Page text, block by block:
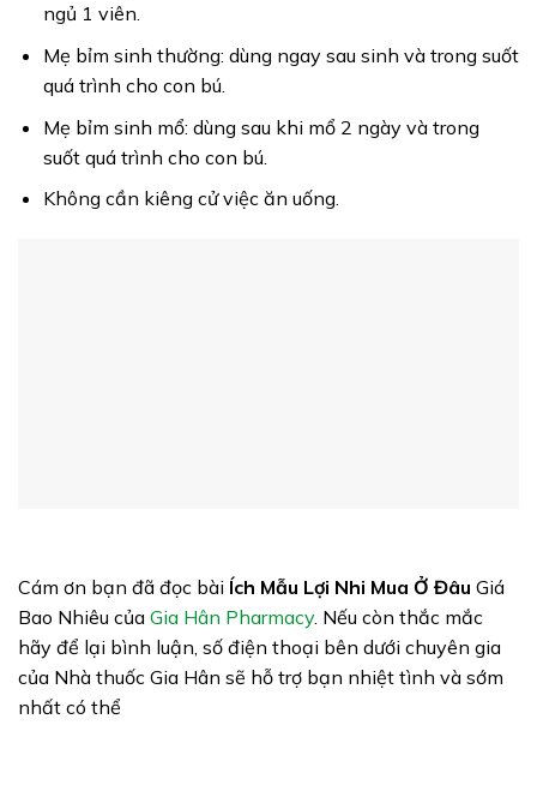
ngủ 1 viên.
Mẹ bỉm sinh thường: dùng ngay sau sinh và trong suốt
quá trình cho con bú.
Mẹ bỉm sinh mổ: dùng sau khi mổ 2 ngày và trong
suốt quá trình cho con bú.
Không cần kiêng cử việc ăn uống.
Cám ơn bạn đã đọc bài Ích Mẫu Lợi Nhi Mua Ở Đâu Giá
Bao Nhiêu của Gia Hân Pharmacy. Nếu còn thắc mắc
hãy để lại bình luận, số điện thoại bên dưới chuyên gia
của Nhà thuốc Gia Hân sẽ hỗ trợ bạn nhiệt tình và sớm
nhất có thể